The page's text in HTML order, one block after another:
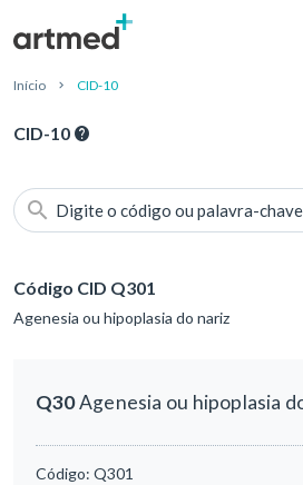
Início CID-10
CID-10
Digite o código ou palavra-
Código CID Q301
Agenesia ou hipoplasia do nariz
Q30Agenesia ou hipoplasia
Código: Q301